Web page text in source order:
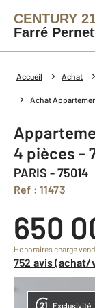
CENTURY
Farré
Accueil Achat
Achat
4 pièces -
PARIS - 75014
Ref : 11473
650
Honoraires charge
752 avis
Exclusivité